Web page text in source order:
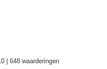
| 648 waarderingen